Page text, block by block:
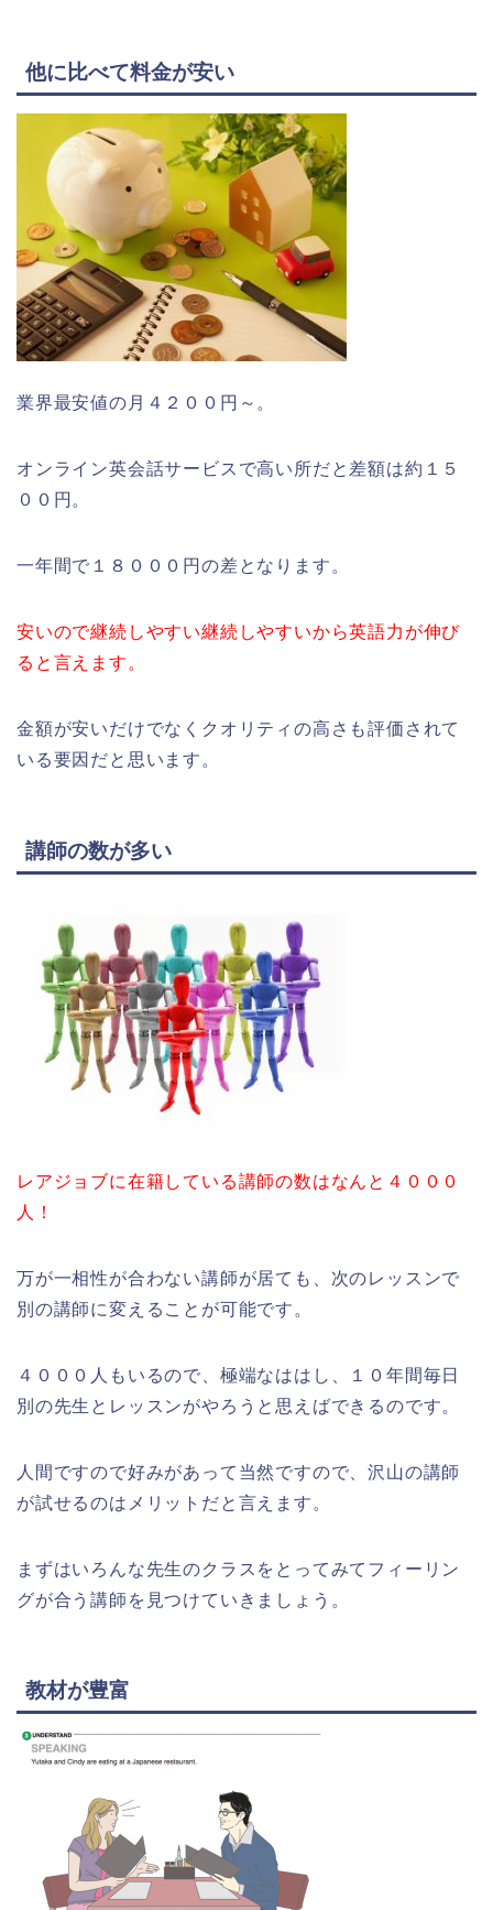
他に比べて料金が安い
業界最安値の月４２００円～。
オンライン英会話サービスで高い所だと差額は約１５
００円。
一年間で１８０００円の差となります。
安いので継続しやすい継続しやすいから英語力が伸び
ると言えます。
金額が安いだけでなくクオリティの高さも評価されて
いる要因だと思います。
講師の数が多い
レアジョブに在籍している講師の数はなんと４０００
人！
万が一相性が合わない講師が居ても、次のレッスンで
別の講師に変えることが可能です。
４０００人もいるので、極端なははし、１０年間毎日
別の先生とレッスンがやろうと思えばできるのです。
人間ですので好みがあって当然ですので、沢山の講師
が試せるのはメリットだと言えます。
まずはいろんな先生のクラスをとってみてフィーリン
グが合う講師を見つけていきましょう。
教材が豊富